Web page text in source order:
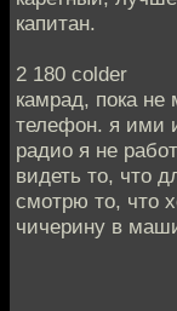
капитан.
2 180 colder
камрад, пока не
телефон. я ими
радио я не
видеть то, что
смотрю то, что
чичерину в